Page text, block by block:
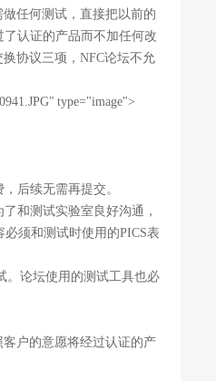
任何测试，直接把以前的
认证的产品而不加任何改
协议三项，NFC论坛不允
type="image">
后续无需再提交。
和测试实验室良好沟通，
须和测试时使用的PICS表
。论坛使用的测试工具也必
户的意愿将经过认证的产